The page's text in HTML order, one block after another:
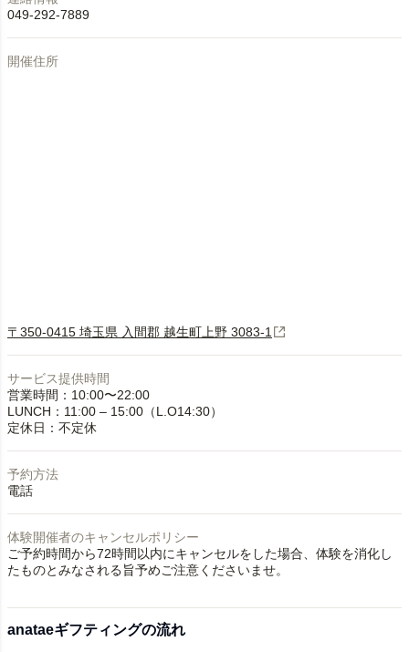
049-292-7889
開催住所
〒350-0415 埼玉県 入間郡 越生町上野 3083-1
サービス提供時間
営業時間：10:00〜22:00
LUNCH：11:00 – 15:00（L.O14:30）
定休日：不定休
予約方法
電話
体験開催者のキャンセルポリシー
ご予約時間から72時間以内にキャンセルをした場合、体験を消化し
たものとみなされる旨予めご注意くださいませ。
anataeギフティングの流れ